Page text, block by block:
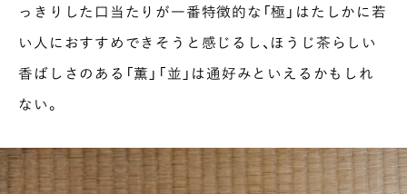
っきりした口当たりが一番特徴的な「極」はたしかに若
い人におすすめできそうと感じるし、ほうじ茶らしい
香ばしさのある「薫」「並」は通好みといえるかもしれ
ない。